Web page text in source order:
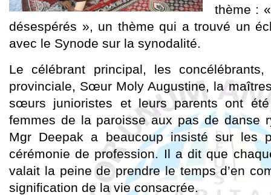
thème :
désespérés », un thème qui a trouvé un
avec le Synode sur la synodalité.
Le célébrant principal, les
provinciale, Sœur Moly Augustine, la
sœurs junioristes et leurs parents ont
femmes de la paroisse aux pas de danse
Mgr Deepak a beaucoup insisté sur les
cérémonie de profession. Il a dit que
valait la peine de prendre le temps d’en
signification de la vie consacrée.